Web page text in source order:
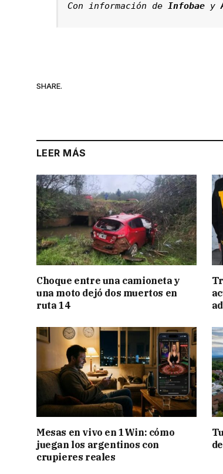
Con información de Infobae y
SHARE.
LEER MÁS
Choque entre una camioneta y
una moto dejó dos muertos en
ruta 14
Mesas en vivo en 1Win: cómo
juegan los argentinos con
crupieres reales